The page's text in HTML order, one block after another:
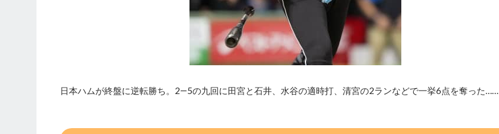
日本ハムが終盤に逆転勝ち。2―5の九回に田宮と石井、水谷の適時打、清宮の2ランなどで一挙6点を奪った……